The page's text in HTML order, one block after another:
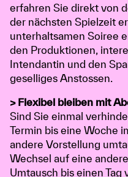
erfahren Sie direkt von
der nächsten Spielzeit
unterhaltsamen Soiree
den Produktionen,
Intendantin und den
geselliges Anstossen.
> Flexibel bleiben mit
Sind Sie einmal
Termin bis eine Woche
andere Vorstellung
Wechsel auf eine
Umtausch bis einen